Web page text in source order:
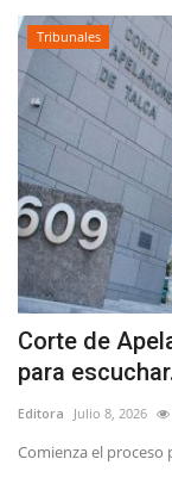
Tribunales
Corte de
para
Editora Julio 8, 2026
Comienza el proceso